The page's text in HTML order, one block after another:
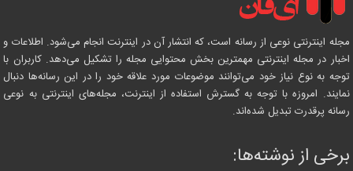
مجله اینترنتی نوعی از رسانه است، که انتشار آن در اینترنت انجام می‌شود. اطلاعات و
اخبار در مجله اینترنتی مهمترین بخش محتوایی مجله را تشکیل می‌دهد. کاربران با
توجه به نوع نیاز خود می‌توانند موضوعات مورد علاقه خود را در این رسانه‌ها دنبال
نمایند. امروزه با توجه به گسترش استفاده از اینترنت، مجله‌های اینترنتی به نوعی
رسانه پرقدرت تبدیل شده‌اند.
برخی از نوشته‌ها: